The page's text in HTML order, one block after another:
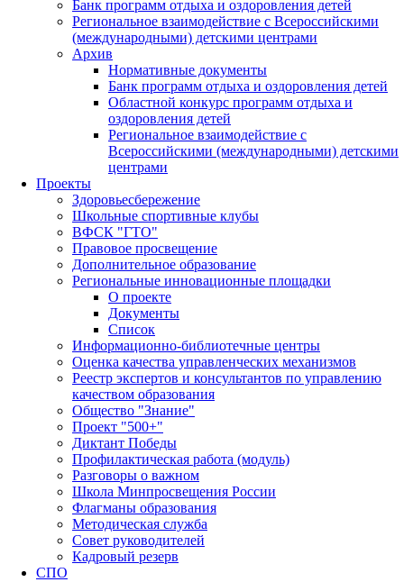
Банк программ отдыха и оздоровления детей
Региональное взаимодействие с Всероссийскими
(международными) детскими центрами
Архив
Нормативные документы
Банк программ отдыха и оздоровления детей
Областной конкурс программ отдыха и
оздоровления детей
Региональное взаимодействие с
Всероссийскими (международными) детскими
центрами
Проекты
Здоровьесбережение
Школьные спортивные клубы
ВФСК "ГТО"
Правовое просвещение
Дополнительное образование
Региональные инновационные площадки
О проекте
Документы
Список
Информационно-библиотечные центры
Оценка качества управленческих механизмов
Реестр экспертов и консультантов по управлению
качеством образования
Общество "Знание"
Проект "500+"
Диктант Победы
Профилактическая работа (модуль)
Разговоры о важном
Школа Минпросвещения России
Флагманы образования
Методическая служба
Совет руководителей
Кадровый резерв
СПО